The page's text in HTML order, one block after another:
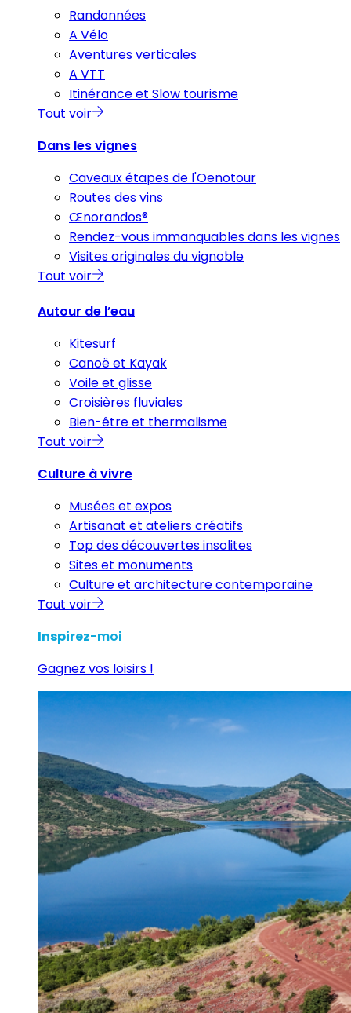
Randonnées
A Vélo
Aventures verticales
A VTT
Itinérance et Slow tourisme
Tout voir
Dans les vignes
Caveaux étapes de l'Oenotour
Routes des vins
Œnorandos®
Rendez-vous immanquables dans les vignes
Visites originales du vignoble
Tout voir
Autour de l’eau
Kitesurf
Canoë et Kayak
Voile et glisse
Croisières fluviales
Bien-être et thermalisme
Tout voir
Culture à vivre
Musées et expos
Artisanat et ateliers créatifs
Top des découvertes insolites
Sites et monuments
Culture et architecture contemporaine
Tout voir
Inspirez-moi
Gagnez vos loisirs !